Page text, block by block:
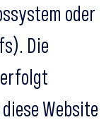
oder
Die
Website